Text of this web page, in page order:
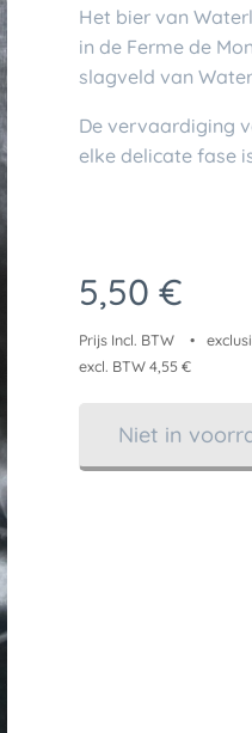
Het bier van
in de Ferme de
slagveld van
De vervaardiging
elke delicate fase
5,50 €
Prijs Incl. BTW
excl. BTW 4,55 €
Niet in